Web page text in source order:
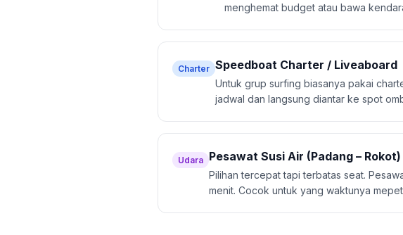
menghemat budget atau bawa
Charter Speedboat Charter / Liveaboard
Untuk grup surfing biasanya pakai
jadwal dan langsung diantar ke spot
Udara Pesawat Susi Air (Padang – Rokot)
Pilihan tercepat tapi terbatas seat.
menit. Cocok untuk yang waktunya